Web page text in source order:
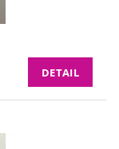
DETAIL